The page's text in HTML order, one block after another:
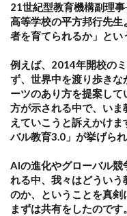
21世紀型教育機構副理
高等学校の平方邦行先
者を育てられるか」とい
例えば、2014年開校の
ず、世界中を渡り歩き
ーツのあり方を提案し
方が示される中で、い
えていこうと訴えかけ
バル教育3.0」が挙げら
AIの進化やグローバル競
れる中、我々はどうい
のか、ということを真剣
まずは共有をしたので